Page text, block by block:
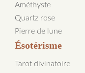
Améthyste
Quartz rose
Pierre de lune
Ésotérisme
Tarot divinatoire